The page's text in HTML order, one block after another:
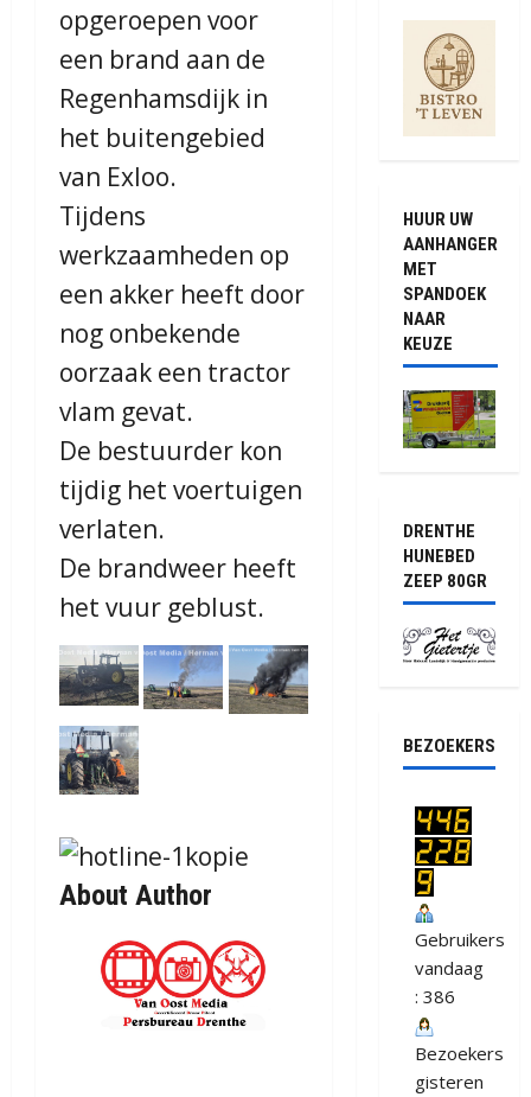
opgeroepen voor
een brand aan de
Regenhamsdijk in
het buitengebied
van Exloo.
Tijdens
werkzaamheden op
een akker heeft door
nog onbekende
oorzaak een tractor
vlam gevat.
De bestuurder kon
tijdig het voertuigen
verlaten.
De brandweer heeft
het vuur geblust.
About Author
HUUR UW
AANHANGER
MET
SPANDOEK
NAAR
KEUZE
DRENTHE
HUNEBED
ZEEP 80GR
BEZOEKERS
Gebruikers
vandaag
: 386
Bezoekers
gisteren